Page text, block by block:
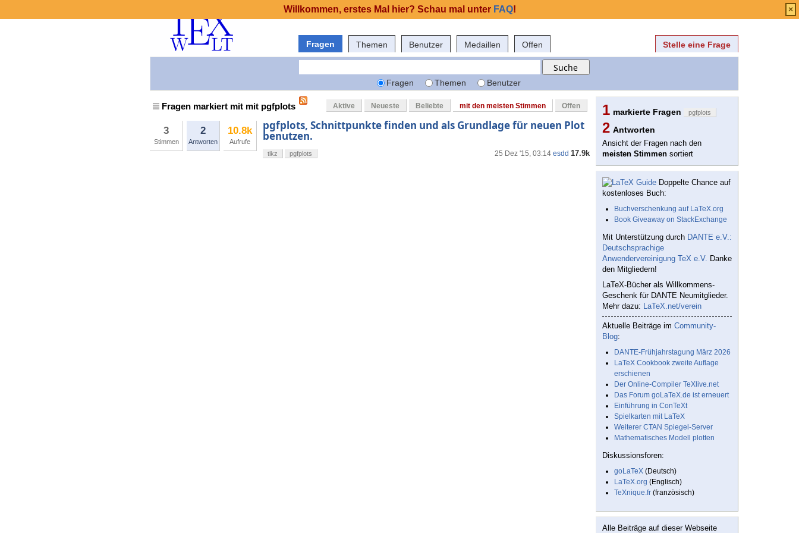
Fragen Themen Benutzer Medaillen Offen Stelle eine Frage
Fragen Themen Benutzer
Fragen markiert mit mit pgfplots Aktive Neueste Beliebte mit den meisten Stimmen Offen
3
Stimmen
2
Antworten
10.8k
Aufrufe
pgfplots, Schnittpunkte finden und als Grundlage für neuen Plot
benutzen.
25 Dez '15, 03:14 esdd 17.9k
tikz pgfplots
1 markierte Fragen pgfplots
2 Antworten
Ansicht der Fragen nach den
meisten Stimmen sortiert
Doppelte Chance auf
kostenloses Buch:
Buchverschenkung auf LaTeX.org
Book Giveaway on StackExchange
Mit Unterstützung durch DANTE e.V.:
Deutschsprachige
Anwendervereinigung TeX e.V. Danke
den Mitgliedern!
LaTeX-Bücher als Willkommens-
Geschenk für DANTE Neumitglieder.
Mehr dazu: LaTeX.net/verein
Aktuelle Beiträge im Community-
Blog:
DANTE-Frühjahrstagung März 2026
LaTeX Cookbook zweite Auflage
erschienen
Der Online-Compiler TeXlive.net
Das Forum goLaTeX.de ist erneuert
Einführung in ConTeXt
Spielkarten mit LaTeX
Weiterer CTAN Spiegel-Server
Mathematisches Modell plotten
Diskussionsforen:
goLaTeX (Deutsch)
LaTeX.org (Englisch)
TeXnique.fr (französisch)
Alle Beiträge auf dieser Webseite
Willkommen, erstes Mal hier? Schau mal unter FAQ! ×